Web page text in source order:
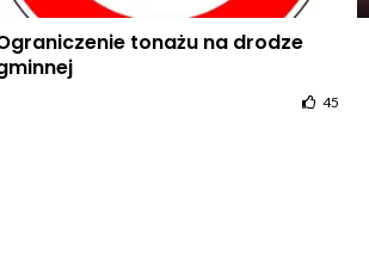
tonażu na drodze
45